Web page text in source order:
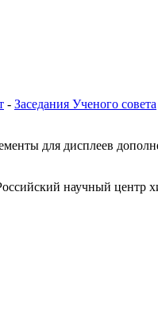
- Заседания Ученого совета
для дисплеев
научный центр